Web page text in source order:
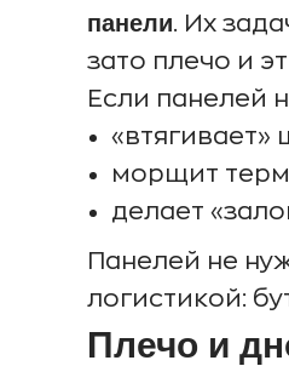
панели. Их
зато плечо и
Если панелей
«втягивает»
морщит
делает
Панелей не
логистикой:
Плечо и